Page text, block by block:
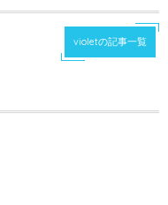
violetの記事一覧